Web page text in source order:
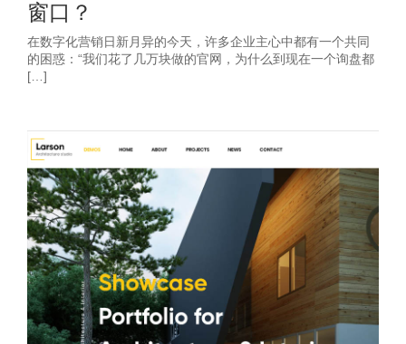
窗口？
在数字化营销日新月异的今天，许多企业主心中都有一个共同
的困惑：“我们花了几万块做的官网，为什么到现在一个询盘都
[…]